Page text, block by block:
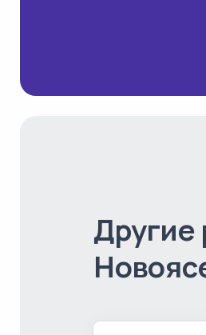
Другие